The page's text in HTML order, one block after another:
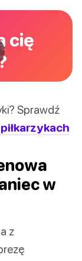
cię
Sprawdź
w
z